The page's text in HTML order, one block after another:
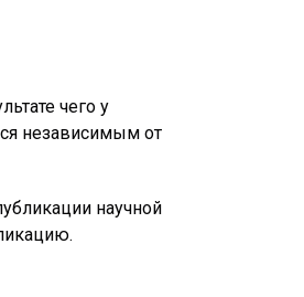
чего у
независимым от
научной